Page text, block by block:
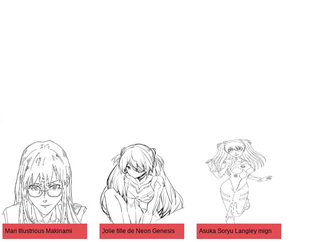
Mari Illustrious Makinami Jolie fille de Neon Genesis Evangelion Asuka Soryu Langley mignonne